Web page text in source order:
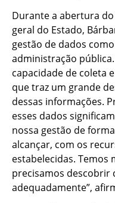
Durante a abertura
geral do Estado,
gestão de dados
administração
capacidade de coleta
que traz um grande
dessas informações.
esses dados
nossa gestão de
alcançar, com os
estabelecidas. Temos
precisamos descobrir
adequadamente”,